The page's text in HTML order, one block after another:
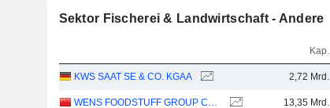
Sektor Fischerei & Landwirtschaft - Andere
Kap.
KWS SAAT SE & CO. KGAA 2,72 Mrd.
WENS FOODSTUFF GROUP CO., LTD. 13,35 Mrd.